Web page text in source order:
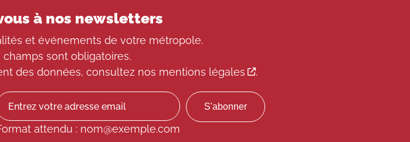
à nos newsletters
et événements de votre métropole.
champs sont obligatoires.
des données, consultez nos mentions légales .
attendu : nom@exemple.com